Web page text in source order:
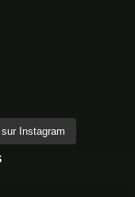
Instagram